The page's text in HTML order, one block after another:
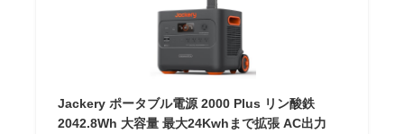
Jackery ポータブル電源 2000 Plus リン酸鉄
2042.8Wh 大容量 最大24Kwhまで拡張 AC出力